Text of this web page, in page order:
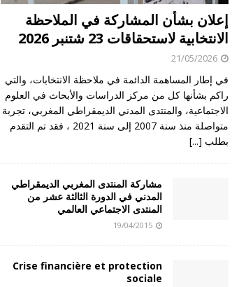
إعلان بشأن المشاركة في الملاحظة
الانتخابية لاستحقاقات 23 شتنبر 2026
21/05/2026
في إطار المساهمة الدائمة في ملاحظة الانتخابات، والتي
راكم بشأنها كل من مركز الدراسات والأبحاث في العلوم
الاجتماعية، والمنتدى المدني الديمقراطي المغربي، تجربة
متواصلة منذ سنة 2007 إلى سنة 2021 ، فقد تم التقدم
بطلب [...]
مشاركة المنتدى المغربي الديمقراطي
المدني في الدورة الثالثة عشر من
المنتدى الاجتماعي العالمي
19/04/2015
Crise financière et protection
sociale